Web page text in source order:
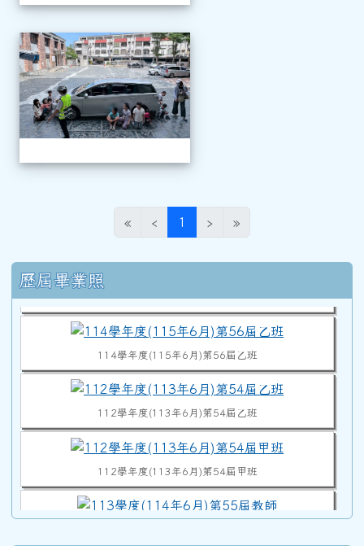
1150507交通安全教育
« ‹ 1 (目前頁次)
› »
右邊區域內容
歷屆畢業照
114學年度(115年6月)第56屆教師
114學年度(115年6月)第56屆甲班
113學度(114年6月)第55屆教師